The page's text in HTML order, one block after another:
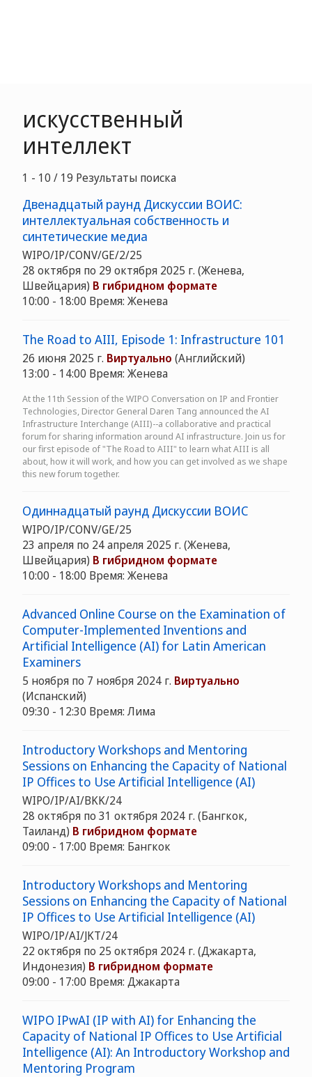
искусственный
интеллект
1 - 10 / 19 Результаты поиска
Двенадцатый раунд Дискуссии ВОИС:
интеллектуальная собственность и
синтетические медиа
WIPO/IP/CONV/GE/2/25
28 октября по 29 октября 2025 г. (Женева,
Швейцария) В гибридном формате
10:00 - 18:00 Время: Женева
The Road to AIII, Episode 1: Infrastructure 101
26 июня 2025 г. Виртуально (Английский)
13:00 - 14:00 Время: Женева
At the 11th Session of the WIPO Conversation on IP and Frontier
Technologies, Director General Daren Tang announced the AI
Infrastructure Interchange (AIII)--a collaborative and practical
forum for sharing information around AI infrastructure. Join us for
our first episode of "The Road to AIII" to learn what AIII is all
about, how it will work, and how you can get involved as we shape
this new forum together.
Одиннадцатый раунд Дискуссии ВОИС
WIPO/IP/CONV/GE/25
23 апреля по 24 апреля 2025 г. (Женева,
Швейцария) В гибридном формате
10:00 - 18:00 Время: Женева
Advanced Online Course on the Examination of
Computer-Implemented Inventions and
Artificial Intelligence (AI) for Latin American
Examiners
5 ноября по 7 ноября 2024 г. Виртуально
(Испанский)
09:30 - 12:30 Время: Лима
Introductory Workshops and Mentoring
Sessions on Enhancing the Capacity of National
IP Offices to Use Artificial Intelligence (AI)
WIPO/IP/AI/BKK/24
28 октября по 31 октября 2024 г. (Бангкок,
Таиланд) В гибридном формате
09:00 - 17:00 Время: Бангкок
Introductory Workshops and Mentoring
Sessions on Enhancing the Capacity of National
IP Offices to Use Artificial Intelligence (AI)
WIPO/IP/AI/JKT/24
22 октября по 25 октября 2024 г. (Джакарта,
Индонезия) В гибридном формате
09:00 - 17:00 Время: Джакарта
WIPO IPwAI (IP with AI) for Enhancing the
Capacity of National IP Offices to Use Artificial
Intelligence (AI): An Introductory Workshop and
Mentoring Program